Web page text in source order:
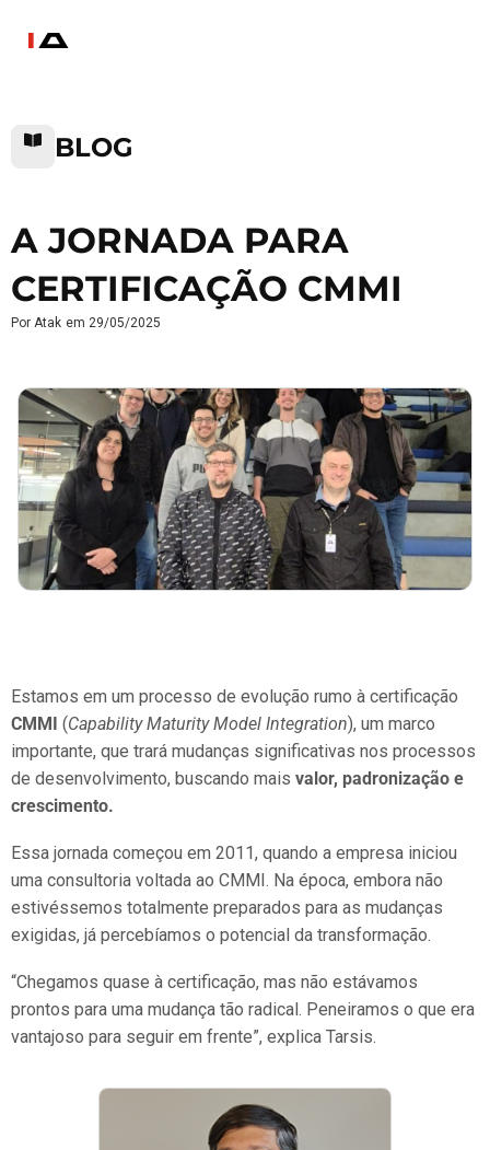
BLOG
A JORNADA PARA
CERTIFICAÇÃO CMMI
Por Atak em 29/05/2025
Estamos em um processo de evolução rumo à certificação
CMMI (Capability Maturity Model Integration), um marco
importante, que trará mudanças significativas nos processos
de desenvolvimento, buscando mais valor, padronização e
crescimento.
Essa jornada começou em 2011, quando a empresa iniciou
uma consultoria voltada ao CMMI. Na época, embora não
estivéssemos totalmente preparados para as mudanças
exigidas, já percebíamos o potencial da transformação.
“Chegamos quase à certificação, mas não estávamos
prontos para uma mudança tão radical. Peneiramos o que era
vantajoso para seguir em frente”, explica Tarsis.